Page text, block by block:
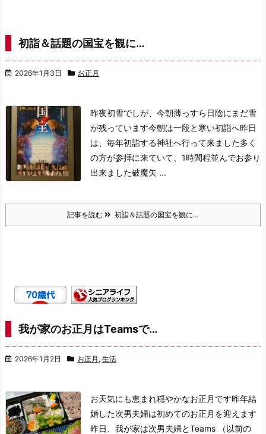
初詣＆話題の国宝を観に…
2026年1月3日 お正月
昨夜初雪でしが、今朝薄っすら日陰にまだ雪
が残っています今朝は一段と寒い初詣へ昨日
は、毎年初詣する神社へ行って来ました多く
の方が参拝に来ていて、1時間程並んでお参り
出来ました破魔矢 ...
記事を読む 初詣＆話題の国宝を観に…
我が家のお正月はTeamsで…
2026年1月2日 お正月 , 生活
お天気にも恵まれ穏やかなお正月です昨年結
婚した次男夫婦は初めてのお正月を迎えます
昨日、我が家は次男夫婦とTeams （以前の